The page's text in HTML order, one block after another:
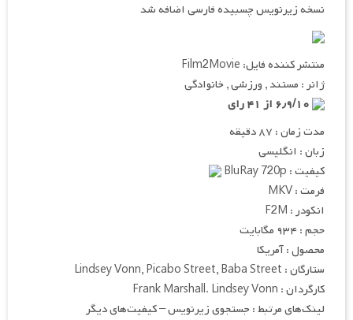
نسخه زیرنویس چسبیده فارسی اضافه شد
منتشر کننده فایل: Film2Movie
ژانر : مستند , ورزشی , خانوادگی
مدت زمان : ۸۷ دقیقه
زبان : انگلیسی
کیفیت : BluRay 720p
فرمت : MKV
انکودر : F2M
حجم : ۹۳۴ مگابایت
محصول : آمریکا
ستارگان : Lindsey Vonn, Picabo Street, Baba Street
کارگردان : Frank Marshall. Lindsey Vonn
لینک‌های مرتبط : جستجوی زیرنویس – کیفیت‌های دیگر